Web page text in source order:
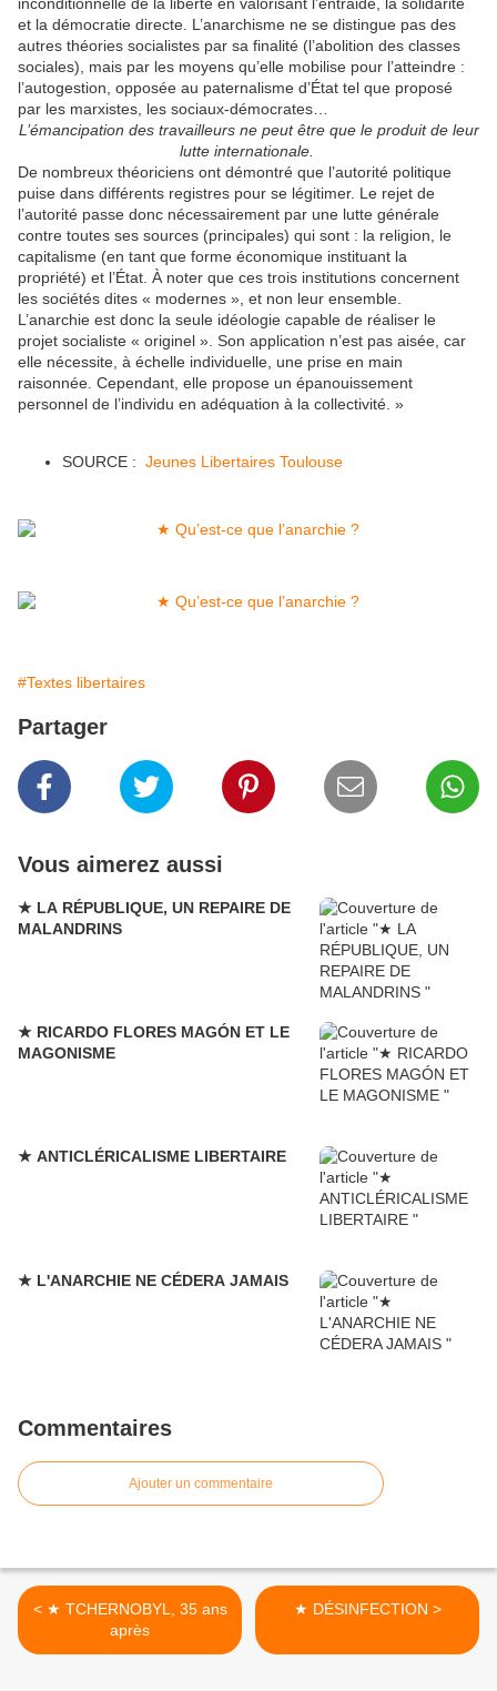
et la démocratie directe. L’anarchisme ne se distingue pas des
autres théories socialistes par sa finalité (l’abolition des classes
sociales), mais par les moyens qu’elle mobilise pour l’atteindre :
l’autogestion, opposée au paternalisme d’État tel que proposé
par les marxistes, les sociaux-démocrates…
L’émancipation des travailleurs ne peut être que le produit de leur
lutte internationale.
De nombreux théoriciens ont démontré que l’autorité politique
puise dans différents registres pour se légitimer. Le rejet de
l’autorité passe donc nécessairement par une lutte générale
contre toutes ses sources (principales) qui sont : la religion, le
capitalisme (en tant que forme économique instituant la
propriété) et l’État. À noter que ces trois institutions concernent
les sociétés dites « modernes », et non leur ensemble.
L’anarchie est donc la seule idéologie capable de réaliser le
projet socialiste « originel ». Son application n’est pas aisée, car
elle nécessite, à échelle individuelle, une prise en main
raisonnée. Cependant, elle propose un épanouissement
personnel de l’individu en adéquation à la collectivité. »
SOURCE : Jeunes Libertaires Toulouse
#Textes libertaires
Partager
Vous aimerez aussi
★ LA RÉPUBLIQUE, UN REPAIRE DE
MALANDRINS
★ RICARDO FLORES MAGÓN ET LE
MAGONISME
★ ANTICLÉRICALISME LIBERTAIRE
★ L'ANARCHIE NE CÉDERA JAMAIS
Commentaires
Ajouter un commentaire
< ★ TCHERNOBYL, 35 ans
après
★ DÉSINFECTION >